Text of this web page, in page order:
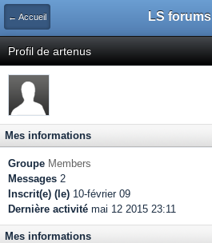
← Accueil LS forums
Profil de artenus
Mes informations
Groupe Members
Messages 2
Inscrit(e) (le) 10-février 09
Dernière activité mai 12 2015 23:11
Mes informations